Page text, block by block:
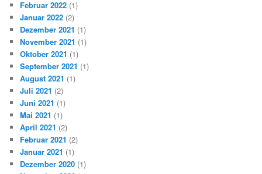
Februar 2022 (1)
Januar 2022 (2)
Dezember 2021 (1)
November 2021 (1)
Oktober 2021 (1)
September 2021 (1)
August 2021 (1)
Juli 2021 (2)
Juni 2021 (1)
Mai 2021 (1)
April 2021 (2)
Februar 2021 (2)
Januar 2021 (1)
Dezember 2020 (1)